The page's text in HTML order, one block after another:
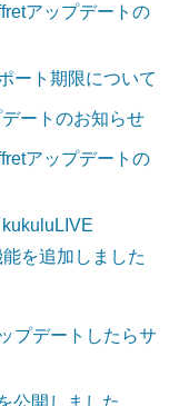
アップデートの
ート期限について
ートのお知らせ
アップデートの
を追加しました
プデートしたらサ
公開しました